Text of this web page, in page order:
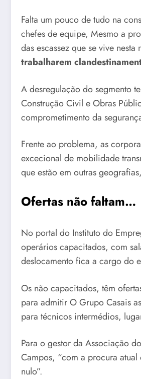
Falta um pouco de tudo na
chefes de equipe, Mesmo a
das escassez que se vive
trabalharem
A desregulação do segmento
Construção Civil e Obras
comprometimento da
Frente ao problema, as
excecional de mobilidade
que estão em outras
Ofertas não faltam…
No portal do Instituto do
operários capacitados, com
deslocamento fica a cargo do
Os não capacitados, têm
para admitir O Grupo Casais
para técnicos intermédios,
Para o gestor da Associação
Campos, “com a procura
nulo”.